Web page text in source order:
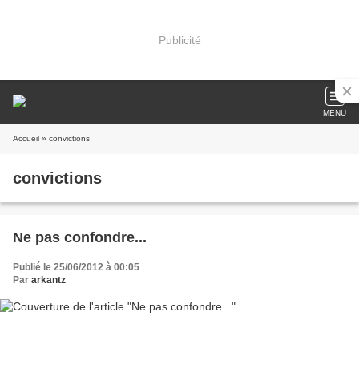
Publicité
MENU
Accueil » convictions
convictions
Ne pas confondre...
Publié le 25/06/2012 à 00:05
Par arkantz